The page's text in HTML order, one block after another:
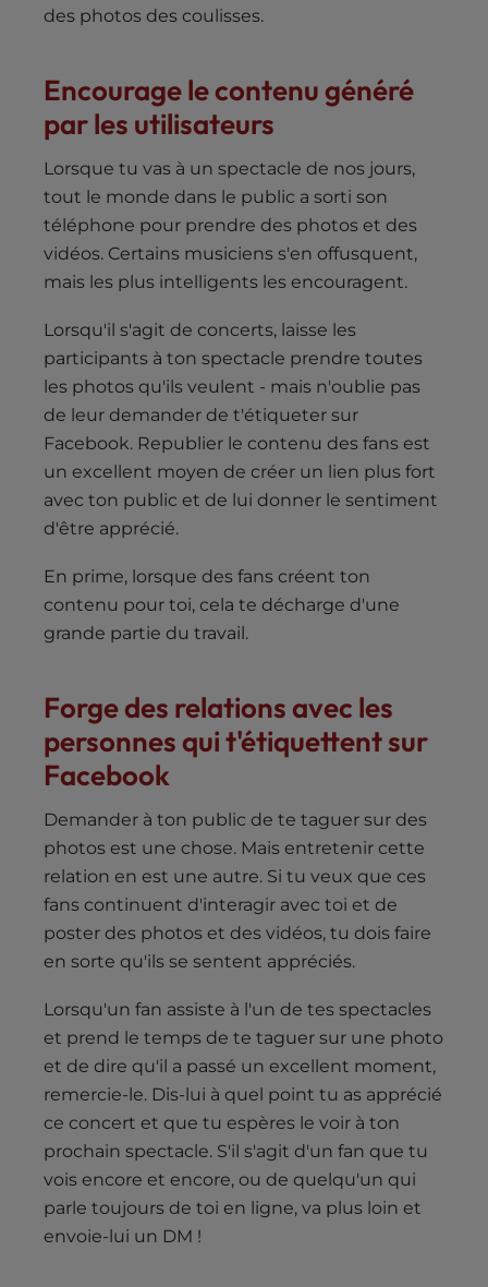
des photos des coulisses.
Encourage le contenu généré
par les utilisateurs
Lorsque tu vas à un spectacle de nos jours,
tout le monde dans le public a sorti son
téléphone pour prendre des photos et des
vidéos. Certains musiciens s'en offusquent,
mais les plus intelligents les encouragent.
Lorsqu'il s'agit de concerts, laisse les
participants à ton spectacle prendre toutes
les photos qu'ils veulent - mais n'oublie pas
de leur demander de t'étiqueter sur
Facebook. Republier le contenu des fans est
un excellent moyen de créer un lien plus fort
avec ton public et de lui donner le sentiment
d'être apprécié.
En prime, lorsque des fans créent ton
contenu pour toi, cela te décharge d'une
grande partie du travail.
Forge des relations avec les
personnes qui t'étiquettent sur
Facebook
Demander à ton public de te taguer sur des
photos est une chose. Mais entretenir cette
relation en est une autre. Si tu veux que ces
fans continuent d'interagir avec toi et de
poster des photos et des vidéos, tu dois faire
en sorte qu'ils se sentent appréciés.
Lorsqu'un fan assiste à l'un de tes spectacles
et prend le temps de te taguer sur une photo
et de dire qu'il a passé un excellent moment,
remercie-le. Dis-lui à quel point tu as apprécié
ce concert et que tu espères le voir à ton
prochain spectacle. S'il s'agit d'un fan que tu
vois encore et encore, ou de quelqu'un qui
parle toujours de toi en ligne, va plus loin et
envoie-lui un DM !